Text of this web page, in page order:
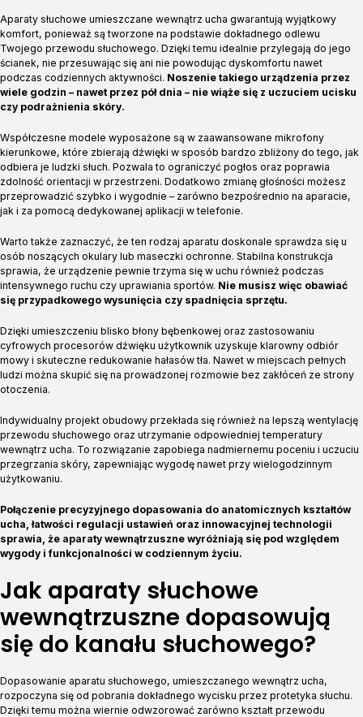
Aparaty słuchowe umieszczane wewnątrz ucha gwarantują wyjątkowy
komfort, ponieważ są tworzone na podstawie dokładnego odlewu
Twojego przewodu słuchowego. Dzięki temu idealnie przylegają do jego
ścianek, nie przesuwając się ani nie powodując dyskomfortu nawet
podczas codziennych aktywności. Noszenie takiego urządzenia przez
wiele godzin – nawet przez pół dnia – nie wiąże się z uczuciem ucisku
czy podrażnienia skóry.
Współczesne modele wyposażone są w zaawansowane mikrofony
kierunkowe, które zbierają dźwięki w sposób bardzo zbliżony do tego, jak
odbiera je ludzki słuch. Pozwala to ograniczyć pogłos oraz poprawia
zdolność orientacji w przestrzeni. Dodatkowo zmianę głośności możesz
przeprowadzić szybko i wygodnie – zarówno bezpośrednio na aparacie,
jak i za pomocą dedykowanej aplikacji w telefonie.
Warto także zaznaczyć, że ten rodzaj aparatu doskonale sprawdza się u
osób noszących okulary lub maseczki ochronne. Stabilna konstrukcja
sprawia, że urządzenie pewnie trzyma się w uchu również podczas
intensywnego ruchu czy uprawiania sportów. Nie musisz więc obawiać
się przypadkowego wysunięcia czy spadnięcia sprzętu.
Dzięki umieszczeniu blisko błony bębenkowej oraz zastosowaniu
cyfrowych procesorów dźwięku użytkownik uzyskuje klarowny odbiór
mowy i skuteczne redukowanie hałasów tła. Nawet w miejscach pełnych
ludzi można skupić się na prowadzonej rozmowie bez zakłóceń ze strony
otoczenia.
Indywidualny projekt obudowy przekłada się również na lepszą wentylację
przewodu słuchowego oraz utrzymanie odpowiedniej temperatury
wewnątrz ucha. To rozwiązanie zapobiega nadmiernemu poceniu i uczuciu
przegrzania skóry, zapewniając wygodę nawet przy wielogodzinnym
użytkowaniu.
Połączenie precyzyjnego dopasowania do anatomicznych kształtów
ucha, łatwości regulacji ustawień oraz innowacyjnej technologii
sprawia, że aparaty wewnątrzuszne wyróżniają się pod względem
wygody i funkcjonalności w codziennym życiu.
Jak aparaty słuchowe
wewnątrzuszne dopasowują
się do kanału słuchowego?
Dopasowanie aparatu słuchowego, umieszczanego wewnątrz ucha,
rozpoczyna się od pobrania dokładnego wycisku przez protetyka słuchu.
Dzięki temu można wiernie odwzorować zarówno kształt przewodu